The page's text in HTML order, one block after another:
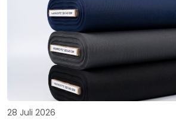
konveksi baru tertukar […]
28 Juli 2026